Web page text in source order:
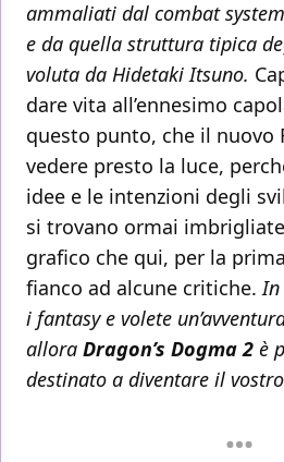
ammaliati dal combat
e da quella struttura tipica
voluta da Hidetaki Itsuno.
dare vita all’ennesimo
questo punto, che il nuovo
vedere presto la luce,
idee e le intenzioni degli
si trovano ormai
grafico che qui, per la
fianco ad alcune critiche.In
i fantasy e volete
allora Dragon’s Dogma 2 è
destinato a diventare il